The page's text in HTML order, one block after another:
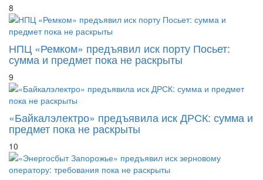
8
НПЦ «Ремком» предъявил иск порту Посьет:
сумма и предмет пока не раскрыты
9
«Байкалэлектро» предъявила иск ДРСК: сумма и
предмет пока не раскрыты
10